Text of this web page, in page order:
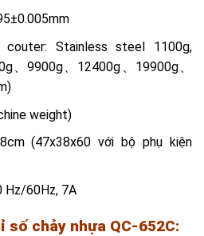
Stainless steel 1100g,
、9900g、12400g、19900g、
weight)
(47x38x60 với bộ phụ kiện
Hz/60Hz, 7A
số chảy nhựa QC-652C: